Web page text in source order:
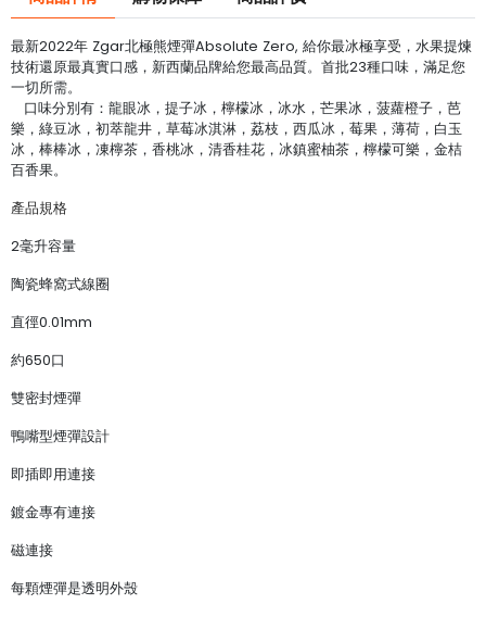
最新2022年 Zgar北極熊煙彈Absolute Zero, 給你最冰極享受，水果提煉
技術還原最真實口感，新西蘭品牌給您最高品質。首批23種口味，滿足您
一切所需。
口味分別有：龍眼冰，提子冰，檸檬冰，冰水，芒果冰，菠蘿橙子，芭
樂，綠豆冰，初萃龍井，草莓冰淇淋，荔枝，西瓜冰，莓果，薄荷，白玉
冰，棒棒冰，凍檸茶，香桃冰，清香桂花，冰鎮蜜柚茶，檸檬可樂，金桔
百香果。
產品規格
2毫升容量
陶瓷蜂窩式線圈
直徑0.01mm
約650口
雙密封煙彈
鴨嘴型煙彈設計
即插即用連接
鍍金專有連接
磁連接
每顆煙彈是透明外殼